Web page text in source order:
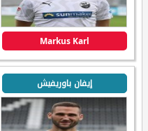
Markus Karl
إيفان باوريفيش